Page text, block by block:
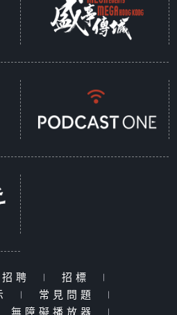
招聘 | 招標
|
| 常見問題
|
無障礙播放器 |